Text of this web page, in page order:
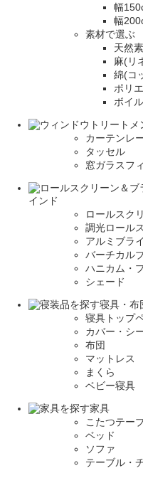
幅
幅
素材で選ぶ
天然
麻(リ
綿(コ
ポリ
ボイ
カーテンレ
タッセル
窓ガラスフ
インド
ロールスク
調光ロール
アルミブラ
バーチカル
ハニカム・
シェード
寝具・布
寝具トップ
カバー・シ
布団
マットレス
まくら
ベビー寝具
家具
こたつテー
ベッド
ソファ
テーブル・